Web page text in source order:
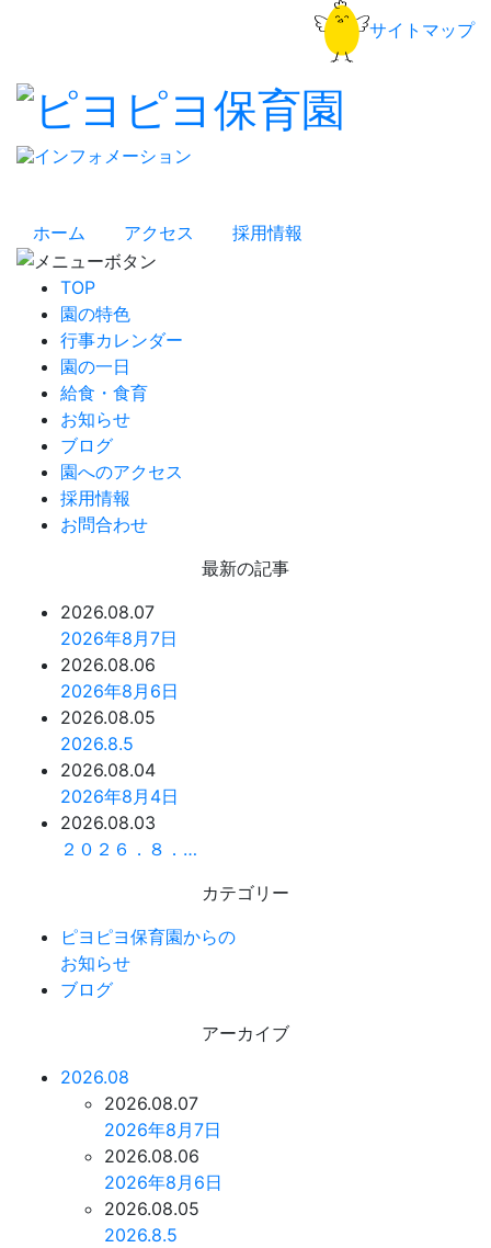
サイトマップ
ホーム アクセス 採用情報
TOP
園の特色
行事カレンダー
園の一日
給食・食育
お知らせ
ブログ
園へのアクセス
採用情報
お問合わせ
最新の記事
2026.08.07
2026年8月7日
2026.08.06
2026年8月6日
2026.08.05
2026.8.5
2026.08.04
2026年8月4日
2026.08.03
２０２６．８．…
カテゴリー
ピヨピヨ保育園からの
お知らせ
ブログ
アーカイブ
2026.08
2026.08.07
2026年8月7日
2026.08.06
2026年8月6日
2026.08.05
2026.8.5